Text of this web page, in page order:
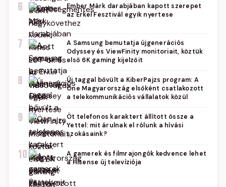
6
Ember Márk darabjában kapott szerepet
az Erkel Fesztivál egyik nyertese
7
A Samsung bemutatja újgenerációs
Odyssey és ViewFinity monitoriait, köztük
első 6K gaming kijelzőit
8
Új taggal bővült a KiberPajzs program: A
One Magyarország elsőként csatlakozott
a telekommunikációs vállalatok közül
9
Öt telefonos karaktert állított össze a
Yettel: mit árulnak el rólunk a hívási
szokásaink?
10
A gamerek és filmrajongók kedvence lehet
a Hisense új televíziója